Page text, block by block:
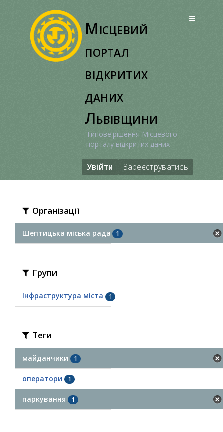
Місцевий
портал
відкритих
даних
Львівщини
Типове рішення Місцевого
порталу відкритих даних
Увійти Зареєструватись
Організації
Шептицька міська рада 1
Групи
Інфраструктура міста 1
Теги
майданчики 1
оператори 1
паркування 1